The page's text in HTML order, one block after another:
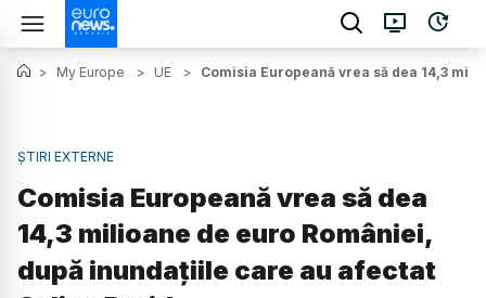
> My Europe > UE > Comisia Europeană vrea să dea 14,3
ȘTIRI EXTERNE
Comisia Europeană vrea să dea
14,3 milioane de euro României,
după inundațiile care au afectat